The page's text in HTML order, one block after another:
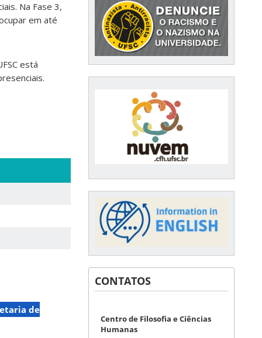
Na Fase 3,
em até
está
de
CONTATOS
Centro de Filosofia e Ciências
Humanas